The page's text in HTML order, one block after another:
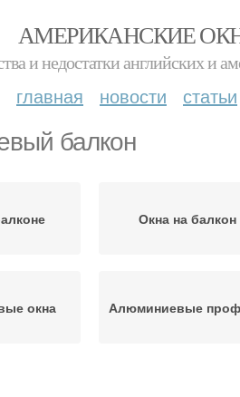
АМЕРИКАНСКИЕ
и недостатки английских и
главная новости статьи
балкон
Окна на балкон
окна Алюминиевые